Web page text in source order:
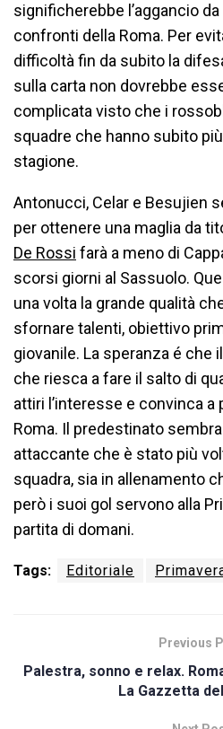
significherebbe l’aggancio
confronti della Roma. Per
difficoltà fin da subito la
sulla carta non dovrebbe
complicata visto che i
squadre che hanno subito
stagione.
Antonucci, Celar e Besujien
per ottenere una maglia da
De Rossi farà a meno di
scorsi giorni al Sassuolo.
una volta la grande qualità
sfornare talenti, obiettivo
giovanile. La speranza é che
che riesca a fare il salto di
attiri l’interesse e convinca
Roma. Il predestinato
attaccante che è stato più
squadra, sia in allenamento
però i suoi gol servono alla
partita di domani.
Tags: Editoriale
Previous
Palestra, sonno e relax.
La Gazzetta